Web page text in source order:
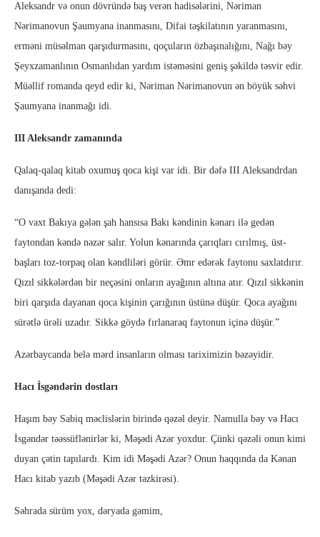
Aleksandr və onun dövründə baş verən hadisələrini, Nəriman
Nərimanovun Şaumyana inanmasını, Difai təşkilatının yaranmasını,
erməni müsəlman qarşıdurmasını, qoçuların özbaşınalığını, Nağı bəy
Şeyxzamanlının Osmanlıdan yardım istəməsini geniş şəkildə təsvir edir.
Müəllif romanda qeyd edir ki, Nəriman Nərimanovun ən böyük səhvi
Şaumyana inanmağı idi.
III Aleksandr zamanında
Qalaq-qalaq kitab oxumuş qoca kişi var idi. Bir dəfə III Aleksandrdan
danışanda dedi:
“O vaxt Bakıya gələn şah hansısa Bakı kəndinin kənarı ilə gedən
faytondan kəndə nəzər salır. Yolun kənarında çarıqları cırılmış, üst-
başları toz-torpaq olan kəndliləri görür. Əmr edərək faytonu saxlatdırır.
Qızıl sikkələrdən bir neçəsini onların ayağının altına atır. Qızıl sikkənin
biri qarşıda dayanan qoca kişinin çarığının üstünə düşür. Qoca ayağını
sürətlə ürəli uzadır. Sikkə göydə fırlanaraq faytonun içinə düşür.”
Azərbaycanda belə mərd insanların olması tariximizin bəzəyidir.
Hacı İsgəndərin dostları
Haşım bəy Sabiq məclislərin birində qəzəl deyir. Namulla bəy və Hacı
İsgəndər təəssüflənirlər ki, Məşədi Azər yoxdur. Çünki qəzəli onun kimi
duyan çətin tapılardı. Kim idi Məşədi Azər? Onun haqqında da Kənan
Hacı kitab yazıb (Məşədi Azər təzkirəsi).
Səhrada sürüm yox, dəryada gəmim,